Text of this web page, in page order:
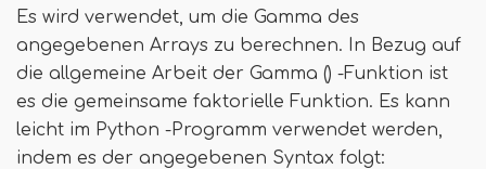
Es wird verwendet, um die Gamma des
angegebenen Arrays zu berechnen. In Bezug auf
die allgemeine Arbeit der Gamma () -Funktion ist
es die gemeinsame faktorielle Funktion. Es kann
leicht im Python -Programm verwendet werden,
indem es der angegebenen Syntax folgt: